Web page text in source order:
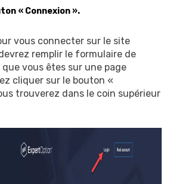
« Connexion ».
vous connecter sur le site
remplir le formulaire de
vous êtes sur une page
cliquer sur le bouton «
trouverez dans le coin supérieur